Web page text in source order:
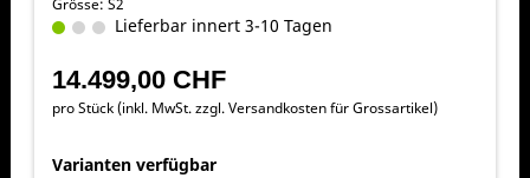
Grösse: S2
Lieferbar innert 3-10 Tagen
14.499,00 CHF
pro Stück (inkl. MwSt. zzgl.Versandkosten für Grossartikel)
Varianten verfügbar